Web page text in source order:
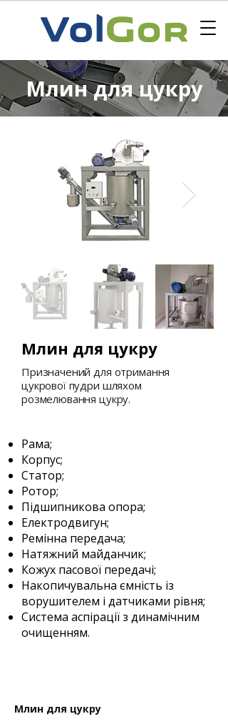
Млин для цукру
Млин для цукру
Призначений для отримання
цукрової пудри шляхом
розмелювання цукру.
Рама;
Корпус;
Статор;
Ротор;
Підшипникова опора;
Електродвигун;
Ремінна передача;
Натяжний майданчик;
Кожух пасової передачі;
Накопичувальна ємність із
ворушителем і датчиками рівня;
Система аспірації з динамічним
очищенням.
Млин для цукру